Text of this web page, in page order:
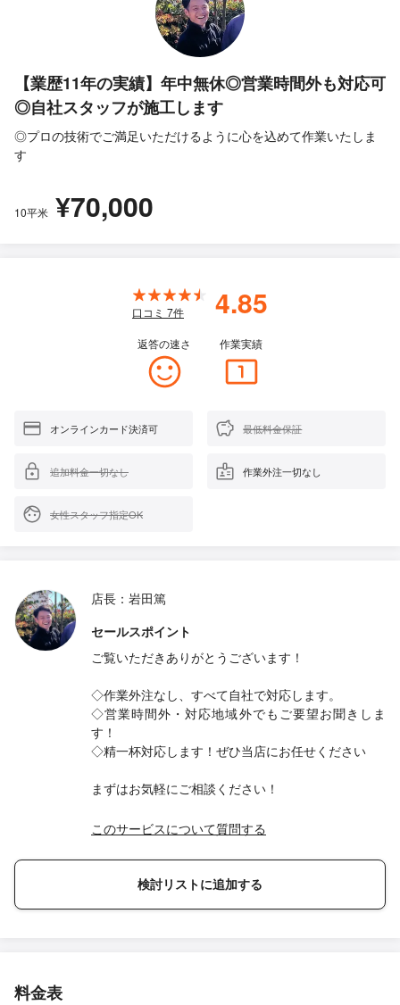
【業歴11年の実績】年中無休◎営業時間外も対応可
◎自社スタッフが施工します
◎プロの技術でご満足いただけるように心を込めて作業いたしま
す
10平米 ¥70,000
口コミ 7件 4.85
返答の速さ 作業実績
オンラインカード決済可 最低料金保証
追加料金一切なし 作業外注一切なし
女性スタッフ指定OK
店長：岩田篤
セールスポイント
ご覧いただきありがとうございます！
◇作業外注なし、すべて自社で対応します。
◇営業時間外・対応地域外でもご要望お聞きしま
す！
◇精一杯対応します！ぜひ当店にお任せください
まずはお気軽にご相談ください！
このサービスについて質問する
検討リストに追加する
料金表